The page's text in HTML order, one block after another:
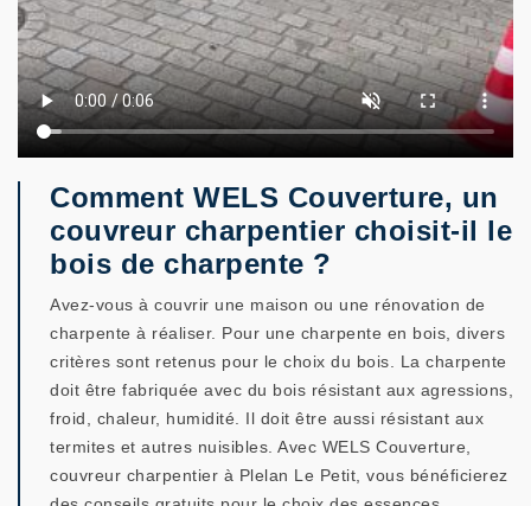
Comment WELS Couverture, un
couvreur charpentier choisit-il le
bois de charpente ?
Avez-vous à couvrir une maison ou une rénovation de
charpente à réaliser. Pour une charpente en bois, divers
critères sont retenus pour le choix du bois. La charpente
doit être fabriquée avec du bois résistant aux agressions,
froid, chaleur, humidité. Il doit être aussi résistant aux
termites et autres nuisibles. Avec WELS Couverture,
couvreur charpentier à Plelan Le Petit, vous bénéficierez